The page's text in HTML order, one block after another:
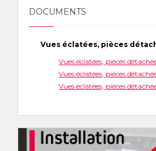
DOCUMENTS
Vues éclatées, pièces
Vues éclatées, pièces
Vues éclatées, pièces
Vues éclatées, pièces